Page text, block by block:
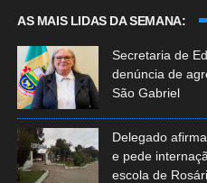
AS MAIS LIDAS DA SEMANA:
Secretaria de
denúncia de
São Gabriel
Delegado
e pede
escola de